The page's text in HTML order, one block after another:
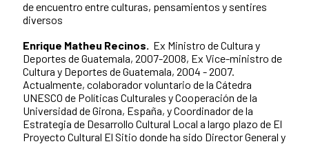
de encuentro entre culturas, pensamientos y sentires
diversos
Enrique Matheu Recinos. Ex Ministro de Cultura y
Deportes de Guatemala, 2007-2008, Ex Vice-ministro de
Cultura y Deportes de Guatemala, 2004 - 2007.
Actualmente, colaborador voluntario de la Cátedra
UNESCO de Políticas Culturales y Cooperación de la
Universidad de Girona, España, y Coordinador de la
Estrategia de Desarrollo Cultural Local a largo plazo de El
Proyecto Cultural El Sitio donde ha sido Director General y